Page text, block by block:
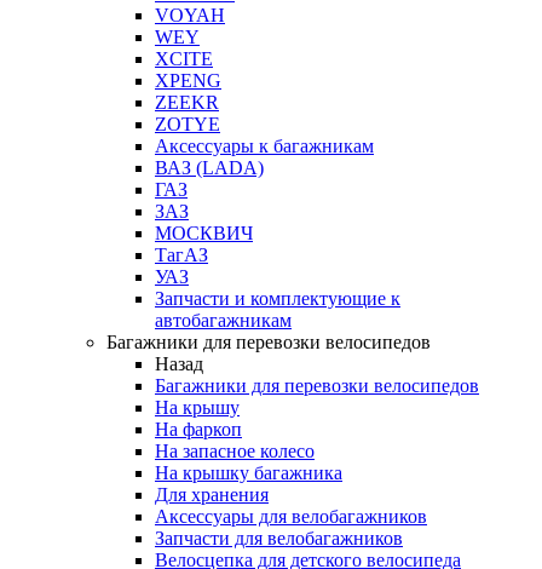
VOYAH
WEY
XCITE
XPENG
ZEEKR
ZOTYE
Аксессуары к багажникам
ВАЗ (LADA)
ГАЗ
ЗАЗ
МОСКВИЧ
ТагАЗ
УАЗ
Запчасти и комплектующие к
автобагажникам
Багажники для перевозки велосипедов
Назад
Багажники для перевозки велосипедов
На крышу
На фаркоп
На запасное колесо
На крышку багажника
Для хранения
Аксессуары для велобагажников
Запчасти для велобагажников
Велосцепка для детского велосипеда